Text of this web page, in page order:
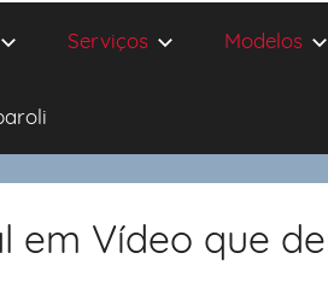
Serviços Modelos
em Vídeo que